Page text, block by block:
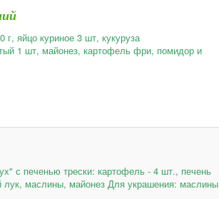
г, яйцо куриное 3 шт, кукуруза
1 шт, майонез, картофель фри, помидор и
с печенью трески: картофель - 4 шт., печень
лук, маслины, майонез Для украшения: маслины